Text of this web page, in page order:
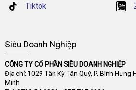
Tiktok
Siêu Doanh Nghiệp
CÔNG TY CỔ PHẦN SIÊU DOANH NGHIỆP
Địa chỉ: 1029 Tân Kỳ Tân Quý, P. Bình Hưng
Minh